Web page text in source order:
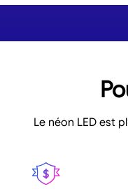
Le néon LED est